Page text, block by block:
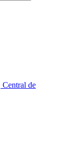
Central de